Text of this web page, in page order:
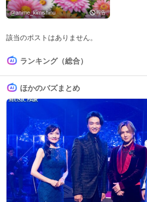
@anime_kimishinu 報告
該当のポストはありません。
ランキング（総合）
ほかのバズまとめ